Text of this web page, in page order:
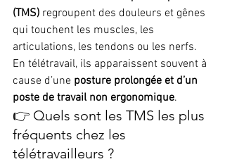
(TMS) regroupent des douleurs et gênes
qui touchent les muscles, les
articulations, les tendons ou les nerfs.
En télétravail, ils apparaissent souvent à
cause d’une posture prolongée et d’un
poste de travail non ergonomique.
👉 Quels sont les TMS les plus
fréquents chez les
télétravailleurs ?